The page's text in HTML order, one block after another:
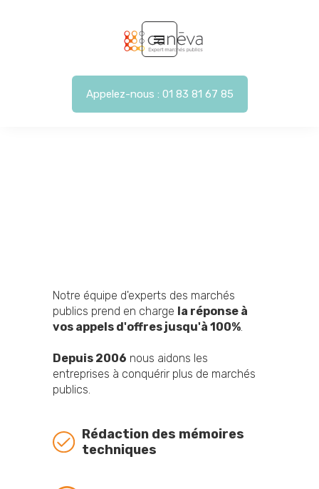
Appelez-nous : 01 83 81 67 85
Notre équipe d'experts des marchés
publics prend en charge la réponse à
vos appels d'offres jusqu'à 100%.
Depuis 2006 nous aidons les
entreprises à conquérir plus de marchés
publics.
Rédaction des mémoires
techniques